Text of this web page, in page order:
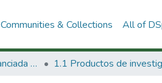
Communities & Collections All of
1. Investigación Financiada con Recursos Públicos